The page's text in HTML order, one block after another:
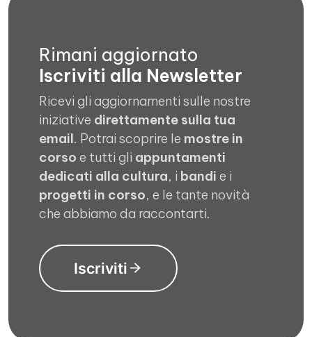
Rimani aggiornato
Iscriviti alla Newsletter
Ricevi gli aggiornamenti sulle nostre
iniziative direttamente sulla tua
email. Potrai scoprire le mostre in
corso e tutti gli appuntamenti
dedicati alla cultura, i bandi e i
progetti in corso, e le tante novità
che abbiamo da raccontarti.
Iscriviti